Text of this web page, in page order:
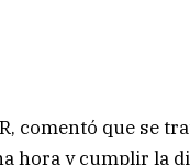
comentó que se
hora y cumplir la